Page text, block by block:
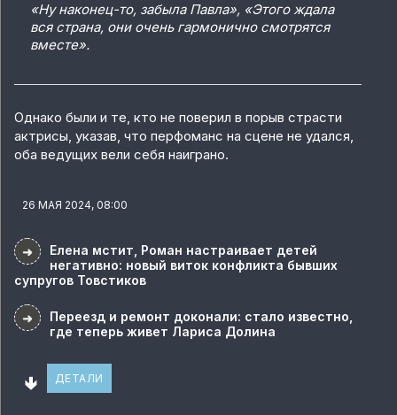
«Ну наконец-то, забыла Павла», «Этого ждала
вся страна, они очень гармонично смотрятся
вместе».
Однако были и те, кто не поверил в порыв страсти
актрисы, указав, что перфоманс на сцене не удался,
оба ведущих вели себя наиграно.
26 МАЯ 2024, 08:00
➜
Елена мстит, Роман настраивает детей
негативно: новый виток конфликта бывших
супругов Товстиков
➜
Переезд и ремонт доконали: стало известно,
где теперь живет Лариса Долина
🢃 ДЕТАЛИ